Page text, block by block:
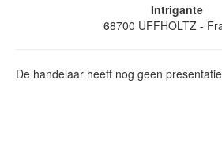
Intrigante
68700 UFFHOLTZ -
De handelaar heeft nog geen